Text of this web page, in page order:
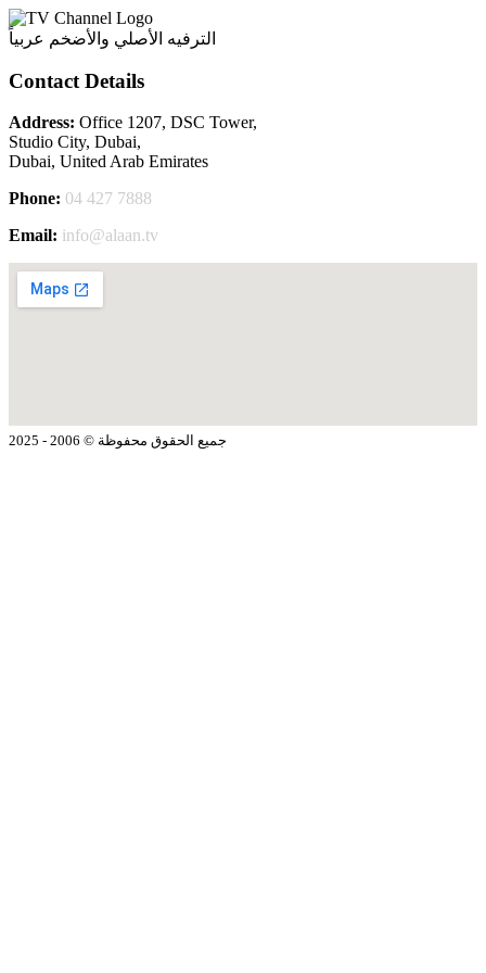
الترفيه الأصلي والأضخم عربياً
Contact Details
Address: Office 1207, DSC Tower,
Studio City, Dubai,
Dubai, United Arab Emirates
Phone: 04 427 7888
Email: info@alaan.tv
جميع الحقوق محفوظة © 2006 - 2025